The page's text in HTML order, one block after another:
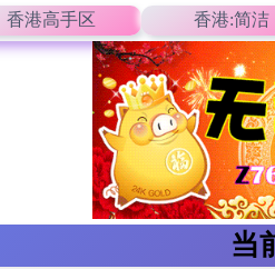
香港高手区 香港:简洁
当